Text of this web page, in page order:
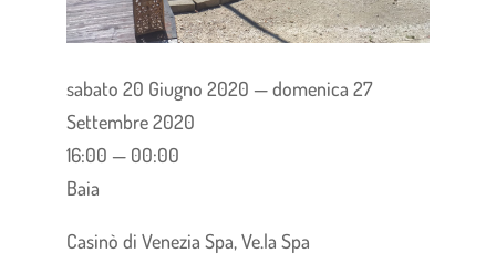
sabato 20 Giugno 2020 — domenica 27
Settembre 2020
16:00 — 00:00
Baia
Casinò di Venezia Spa, Ve.la Spa